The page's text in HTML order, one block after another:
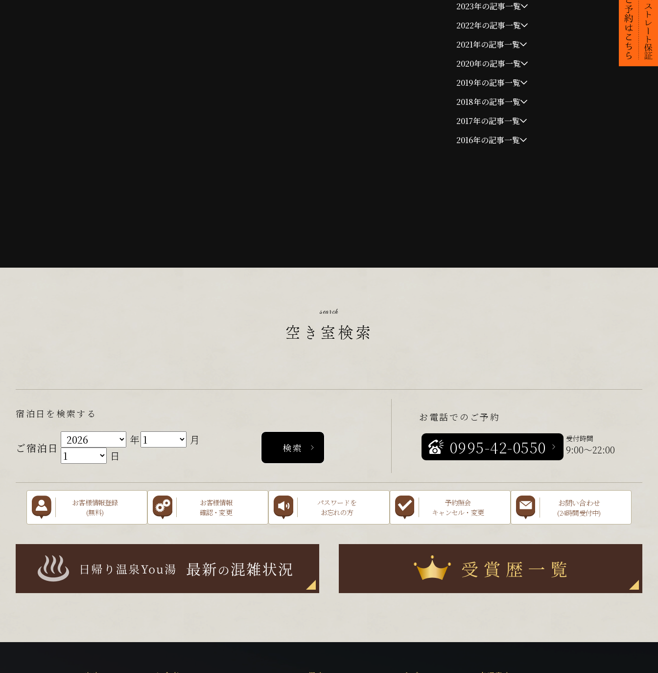
2023年の記事一覧
2022年の記事一覧
2021年の記事一覧
2020年の記事一覧
2019年の記事一覧
2018年の記事一覧
2017年の記事一覧
2016年の記事一覧
search
空き室検索
宿泊日を検索する
ご宿泊日
年
月
日
お電話でのご予約
0995-42-0550 受付時間
9:00～22:00
お客様情報登録
(無料)
お客様情報
確認・変更
パスワードを
お忘れの方
予約照会
キャンセル・変更
お問い合わせ
(24時間受付中)